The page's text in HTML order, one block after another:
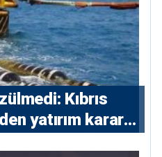
Kıbrıs
yatırım kararı